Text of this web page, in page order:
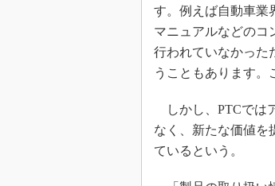
す。例えば自動車業
マニュアルなどのコ
行われていなかった
うこともあります。
しかし、PTCでは
なく、新たな価値を
ているという。